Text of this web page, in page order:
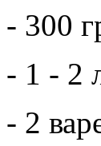
- 300
- 1 - 2
- 2